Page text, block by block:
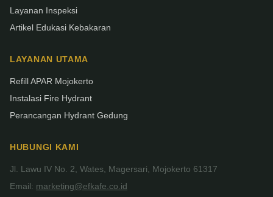
Layanan Inspeksi
Artikel Edukasi Kebakaran
LAYANAN UTAMA
Refill APAR Mojokerto
Instalasi Fire Hydrant
Perancangan Hydrant Gedung
HUBUNGI KAMI
Jl. Lawu IV No. 2, Wates, Magersari, Mojokerto 61317
Email: marketing@efkafe.co.id